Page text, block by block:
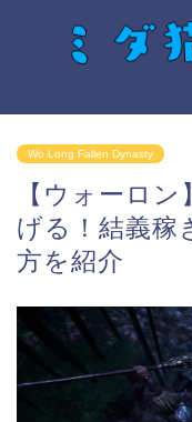
Wo Long Fallen Dynasty
【ウォーロ
げる！結義稼
方を紹介